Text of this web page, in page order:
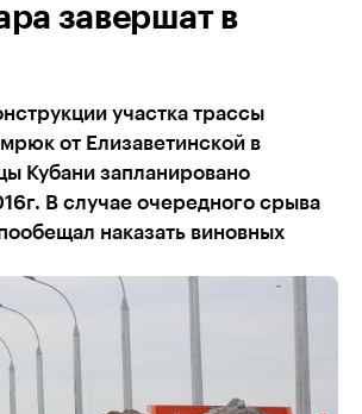
завершат в
участка трассы
от Елизаветинской в
Кубани запланировано
В случае очередного срыва
наказать виновных